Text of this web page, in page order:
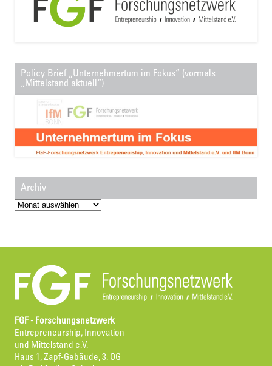
Policy Brief „Unternehmertum im Fokus“ (vormals
„Mittelstand aktuell“)
Archiv
Archiv
FGF - Forschungsnetzwerk
Entrepreneurship, Innovation
und Mittelstand e.V.
Haus 1, Zapf-Gebäude, 3. OG